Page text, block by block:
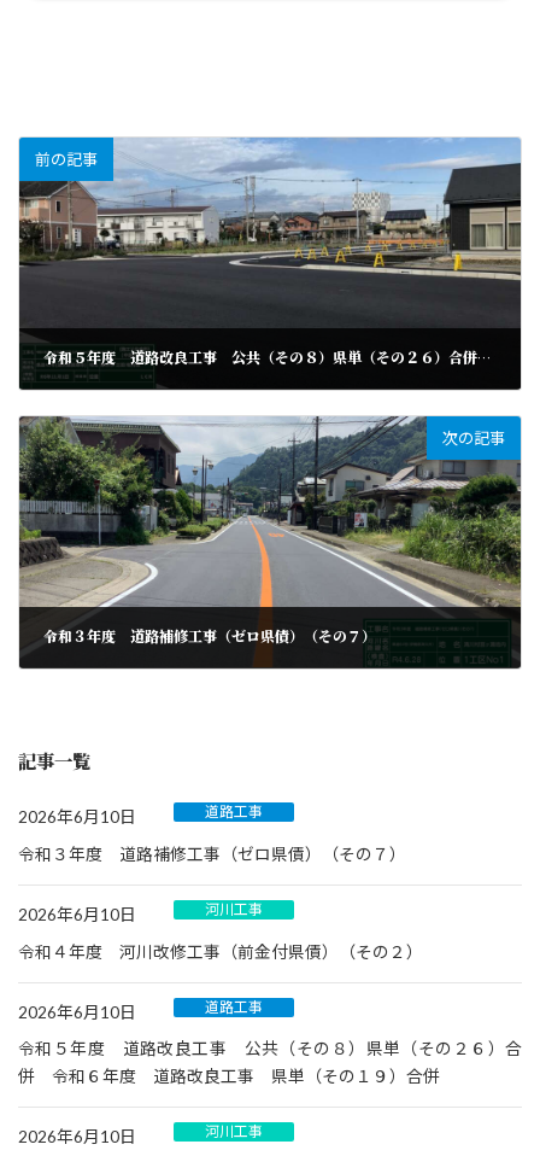
前の記事
令和５年度 道路改良工事 公共（その８）県単（その２６）合併 令和６年度 道路改良工事 県単（その１９）合併
次の記事
令和３年度 道路補修工事（ゼロ県債）（その７）
記事一覧
2026年6月10日 道路工事
令和３年度 道路補修工事（ゼロ県債）（その７）
2026年6月10日 河川工事
令和４年度 河川改修工事（前金付県債）（その２）
2026年6月10日 道路工事
令和５年度 道路改良工事 公共（その８）県単（その２６）合
併 令和６年度 道路改良工事 県単（その１９）合併
2026年6月10日 河川工事